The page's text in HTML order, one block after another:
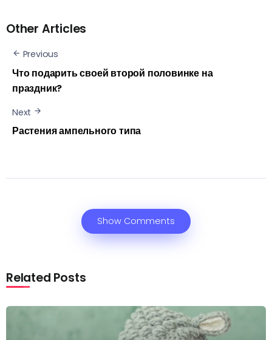
Other Articles
Previous
Что подарить своей второй половинке на
праздник?
Next
Растения ампельного типа
Show Comments
Related Posts